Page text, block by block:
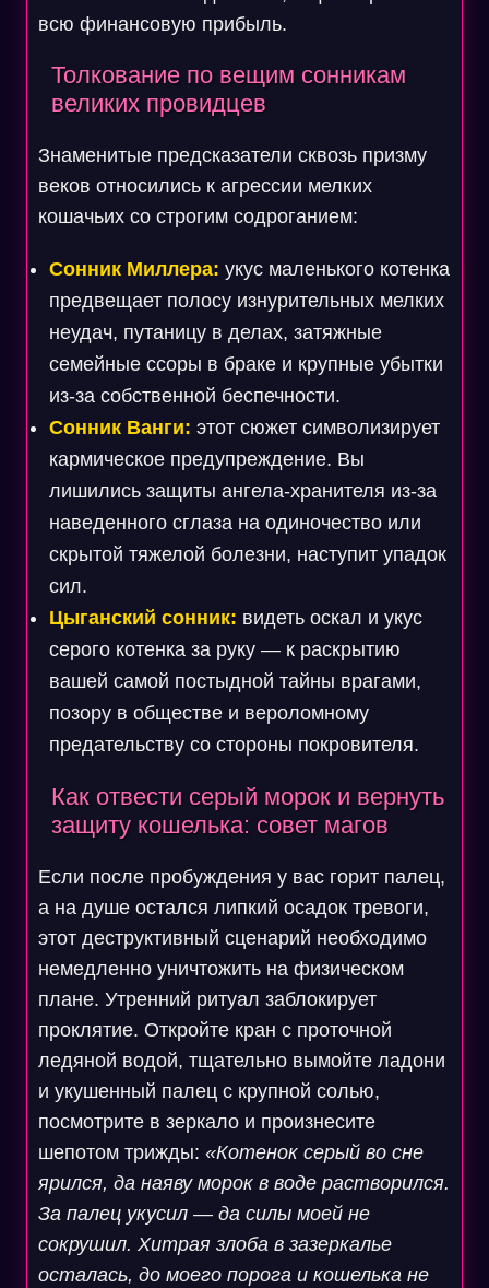
всю финансовую прибыль.
Толкование по вещим сонникам
великих провидцев
Знаменитые предсказатели сквозь призму
веков относились к агрессии мелких
кошачьих со строгим содроганием:
Сонник Миллера: укус маленького котенка
предвещает полосу изнурительных мелких
неудач, путаницу в делах, затяжные
семейные ссоры в браке и крупные убытки
из-за собственной беспечности.
Сонник Ванги: этот сюжет символизирует
кармическое предупреждение. Вы
лишились защиты ангела-хранителя из-за
наведенного сглаза на одиночество или
скрытой тяжелой болезни, наступит упадок
сил.
Цыганский сонник: видеть оскал и укус
серого котенка за руку — к раскрытию
вашей самой постыдной тайны врагами,
позору в обществе и вероломному
предательству со стороны покровителя.
Как отвести серый морок и вернуть
защиту кошелька: совет магов
Если после пробуждения у вас горит палец,
а на душе остался липкий осадок тревоги,
этот деструктивный сценарий необходимо
немедленно уничтожить на физическом
плане. Утренний ритуал заблокирует
проклятие. Откройте кран с проточной
ледяной водой, тщательно вымойте ладони
и укушенный палец с крупной солью,
посмотрите в зеркало и произнесите
шепотом трижды: «Котенок серый во сне
ярился, да наяву морок в воде растворился.
За палец укусил — да силы моей не
сокрушил. Хитрая злоба в зазеркалье
осталась, до моего порога и кошелька не